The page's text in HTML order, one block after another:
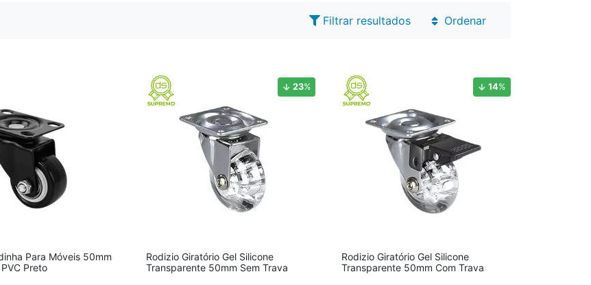
Filtrar resultados Ordenar
Para Móveis 50mm
Preto
23%
Rodizio Giratório Gel Silicone
Transparente 50mm Sem Trava
14%
Rodizio Giratório Gel Silicone
Transparente 50mm Com Trava